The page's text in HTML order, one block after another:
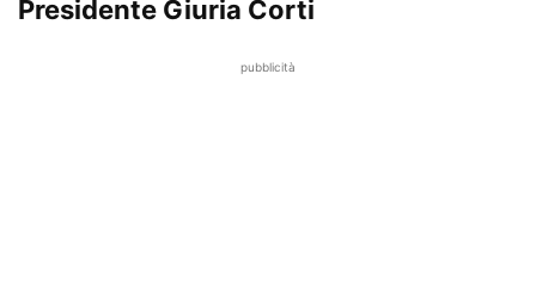
Presidente Giuria Corti
pubblicità